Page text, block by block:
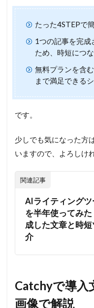
たった4STEPで
1つの記事を完成
ため、時短につ
無料プランを含
まで満足できる
です。
少しでも気になった方
いますので、よろしけ
関連記事
AIライティング
を半年使ってみ
成した文章と時
介
Catchyで導入
画像で解説